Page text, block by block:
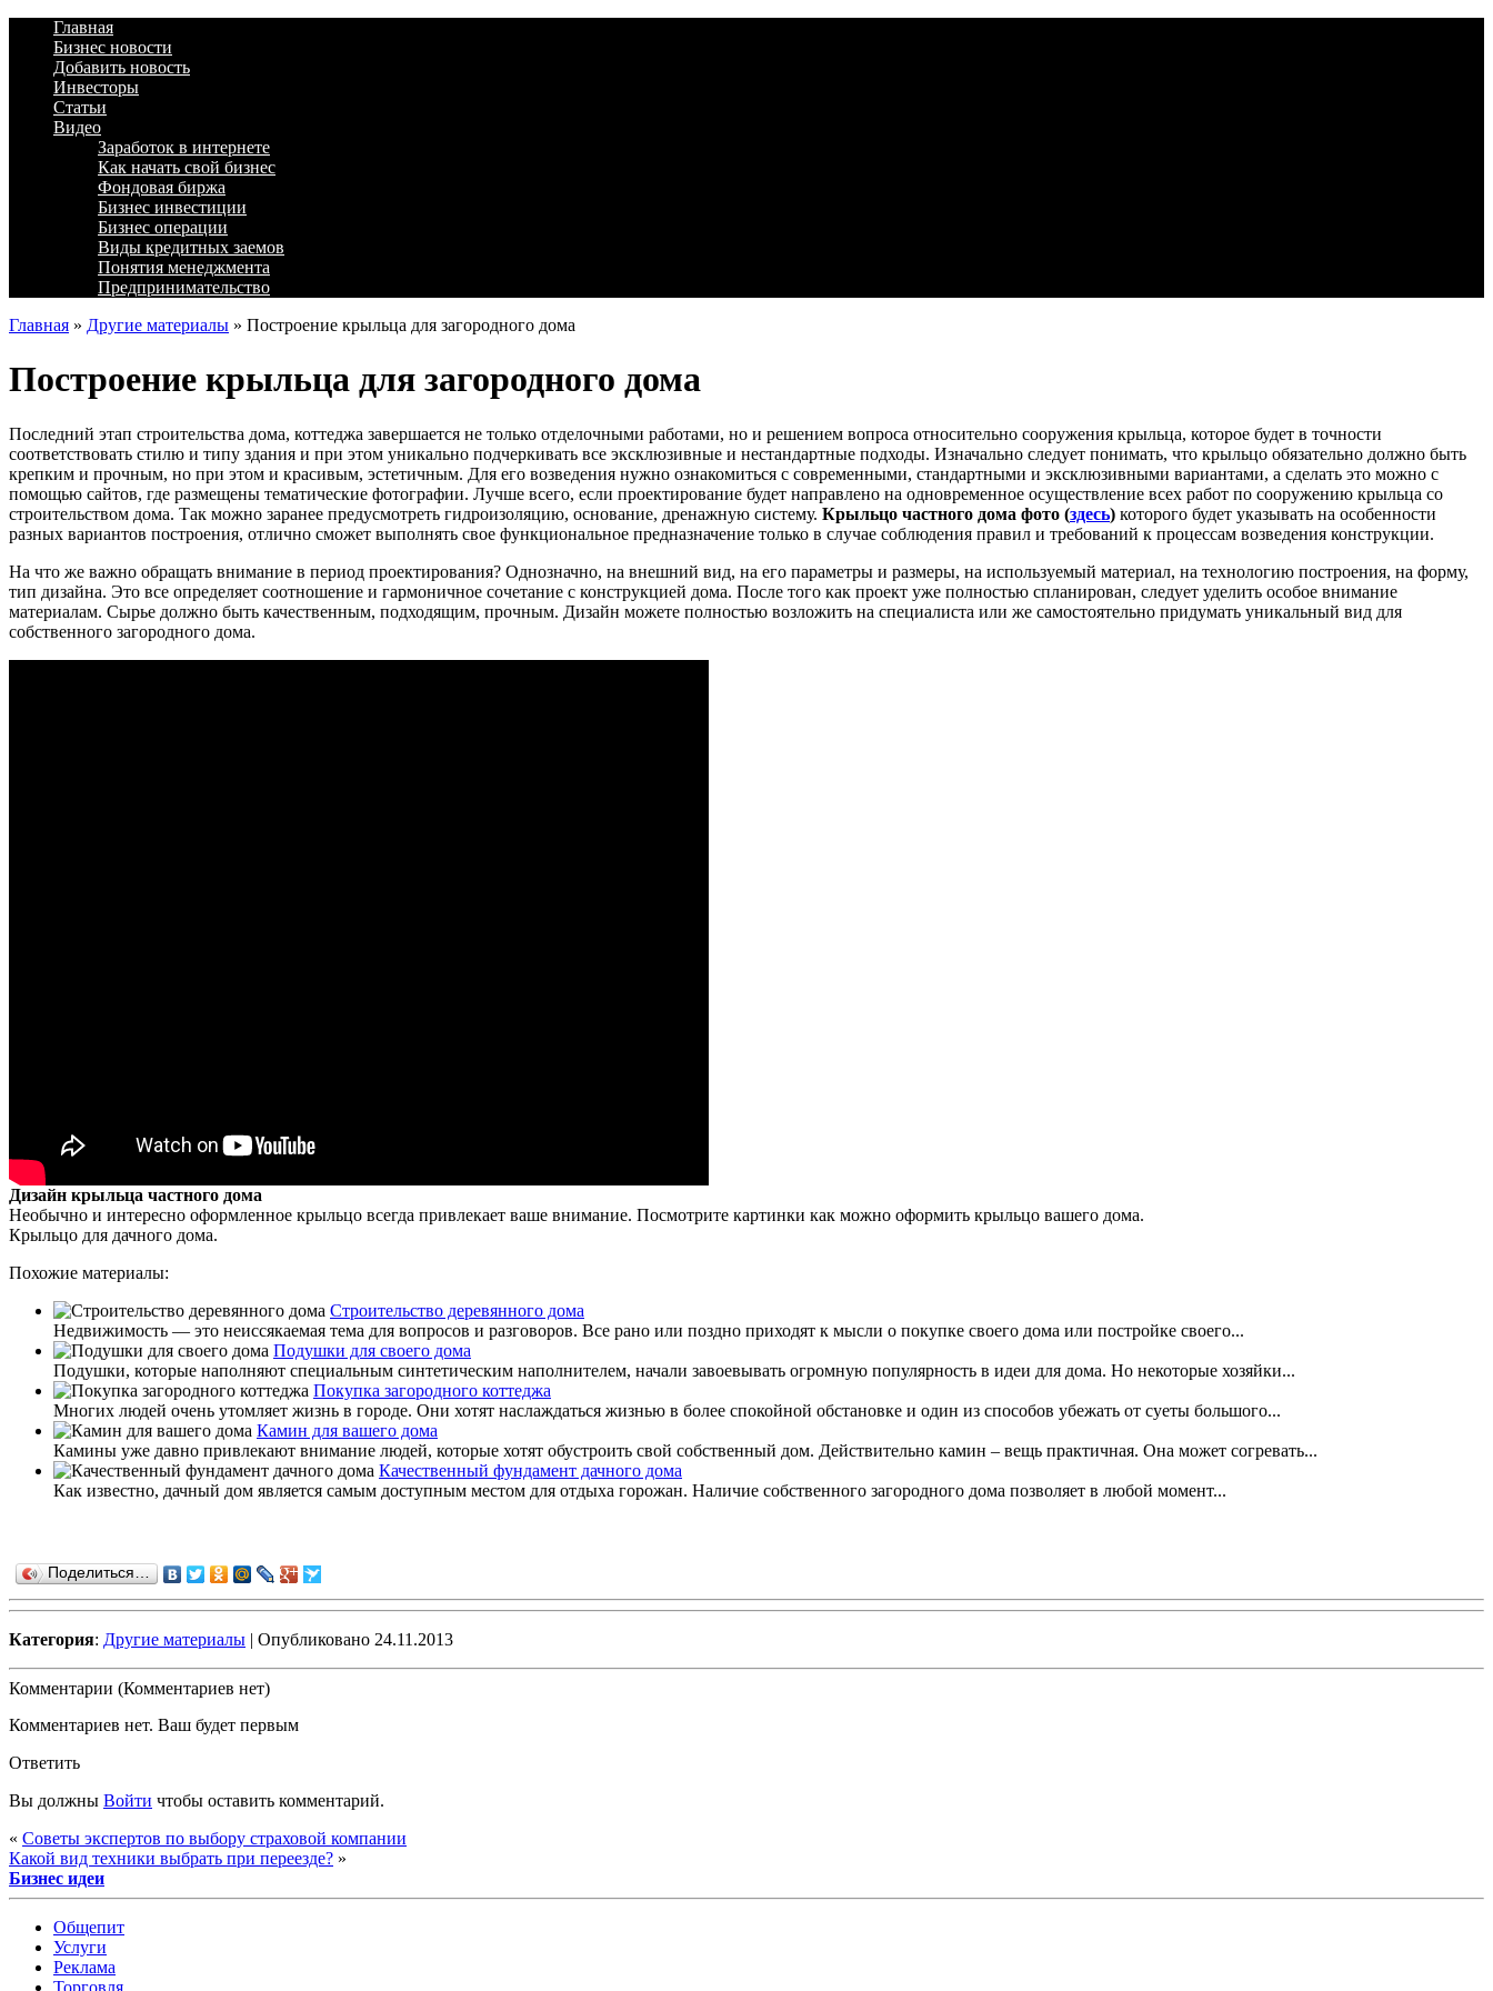
Главная
Бизнес новости
Добавить новость
Инвесторы
Статьи
Видео
Заработок в интернете
Как начать свой бизнес
Фондовая биржа
Бизнес инвестиции
Бизнес операции
Виды кредитных заемов
Понятия менеджмента
Предпринимательство
Главная » Другие материалы » Построение крыльца для загородного дома
Построение крыльца для загородного дома
Последний этап строительства дома, коттеджа завершается не только отделочными работами, но и решением вопроса относительно сооружения крыльца, которое будет в точности
соответствовать стилю и типу здания и при этом уникально подчеркивать все эксклюзивные и нестандартные подходы. Изначально следует понимать, что крыльцо обязательно должно быть
крепким и прочным, но при этом и красивым, эстетичным. Для его возведения нужно ознакомиться с современными, стандартными и эксклюзивными вариантами, а сделать это можно с
помощью сайтов, где размещены тематические фотографии. Лучше всего, если проектирование будет направлено на одновременное осуществление всех работ по сооружению крыльца со
строительством дома. Так можно заранее предусмотреть гидроизоляцию, основание, дренажную систему. Крыльцо частного дома фото (здесь) которого будет указывать на особенности
разных вариантов построения, отлично сможет выполнять свое функциональное предназначение только в случае соблюдения правил и требований к процессам возведения конструкции.
На что же важно обращать внимание в период проектирования? Однозначно, на внешний вид, на его параметры и размеры, на используемый материал, на технологию построения, на форму,
тип дизайна. Это все определяет соотношение и гармоничное сочетание с конструкцией дома. После того как проект уже полностью спланирован, следует уделить особое внимание
материалам. Сырье должно быть качественным, подходящим, прочным. Дизайн можете полностью возложить на специалиста или же самостоятельно придумать уникальный вид для
собственного загородного дома.
Дизайн крыльца частного дома
Необычно и интересно оформленное крыльцо всегда привлекает ваше внимание. Посмотрите картинки как можно оформить крыльцо вашего дома.
Крыльцо для дачного дома.
Похожие материалы:
Строительство деревянного дома
Недвижимость — это неиссякаемая тема для вопросов и разговоров. Все рано или поздно приходят к мысли о покупке своего дома или постройке своего...
Подушки для своего дома
Подушки, которые наполняют специальным синтетическим наполнителем, начали завоевывать огромную популярность в идеи для дома. Но некоторые хозяйки...
Покупка загородного коттеджа
Многих людей очень утомляет жизнь в городе. Они хотят наслаждаться жизнью в более спокойной обстановке и один из способов убежать от суеты большого...
Камин для вашего дома
Камины уже давно привлекают внимание людей, которые хотят обустроить свой собственный дом. Действительно камин – вещь практичная. Она может согревать...
Качественный фундамент дачного дома
Как известно, дачный дом является самым доступным местом для отдыха горожан. Наличие собственного загородного дома позволяет в любой момент...
Поделиться…
Категория: Другие материалы | Опубликовано 24.11.2013
Комментарии (Комментариев нет)
Комментариев нет. Ваш будет первым
Ответить
Вы должны Войти чтобы оставить комментарий.
« Советы экспертов по выбору страховой компании
Какой вид техники выбрать при переезде? »
Бизнес идеи
Общепит
Услуги
Реклама
Торговля